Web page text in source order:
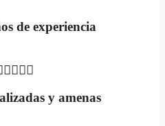
de experiencia
y amenas